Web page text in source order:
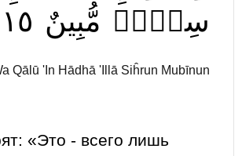
سِحۡرٞ مُّبِينٌ ١٥
Qālū 'In Hādhā 'Illā Siĥrun Mubīnun
«Это - всего лишь